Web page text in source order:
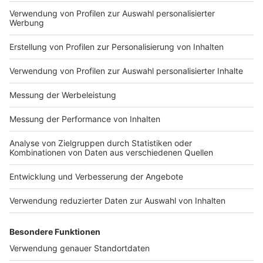
Impressum
Nutzungsbedingungen
Jobs
Presse
Werben
Archiv
ANTENNE BAYERN GROUP
Kontakt
Studio-Hotline
Verkehrs-Hotline
Newsletter